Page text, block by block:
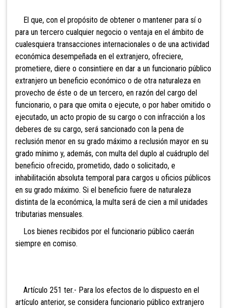
El que, con el propósito de obtener o mantener para sí o
para un tercero cualquier negocio o ventaja en el ámbito de
cualesquiera transacciones internacionales o de una actividad
económica desempeñada en el extranjero, ofreciere,
prometiere, diere o consintiere en dar a un funcionario público
extranjero un beneficio económico o de otra naturaleza en
provecho de éste o de un tercero, en razón del cargo del
funcionario, o para que omita o ejecute, o por haber omitido o
ejecutado, un acto propio de su cargo o con infracción a los
deberes de su cargo, será sancionado con la pena de
reclusión menor en su grado máximo a reclusión mayor en su
grado mínimo y, además, con multa del duplo al cuádruplo del
beneficio ofrecido, prometido, dado o solicitado, e
inhabilitación absoluta temporal para cargos u oficios públicos
en su grado máximo. Si el beneficio fuere de naturaleza
distinta de la económica, la multa será de cien a mil unidades
tributarias mensuales.
Los bienes recibidos por el funcionario público caerán
siempre en comiso.
Artículo 251 ter.- Para los efectos de lo dispuesto en el
artículo anterior, se considera funcionario público extranjero